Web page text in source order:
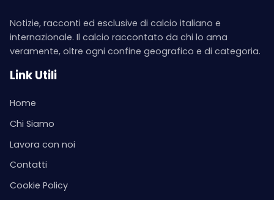
Notizie, racconti ed esclusive di calcio italiano e
internazionale. Il calcio raccontato da chi lo ama
veramente, oltre ogni confine geografico e di categoria.
Link Utili
Home
Chi Siamo
Lavora con noi
Contatti
Cookie Policy